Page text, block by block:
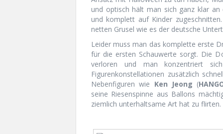
und optisch hält man sich ganz klar
und komplett auf Kinder
netten Grusel wie es der deutsche
Leider muss man das komplette erste
für die ersten Schauwerte sorgt. Die
verloren und man konzentriert
Figurenkonstellationen zusätzlich
Nebenfiguren wie Ken Jeong (
seine Riesenspinne aus Ballons
ziemlich unterhaltsame Art hat zu flirten.